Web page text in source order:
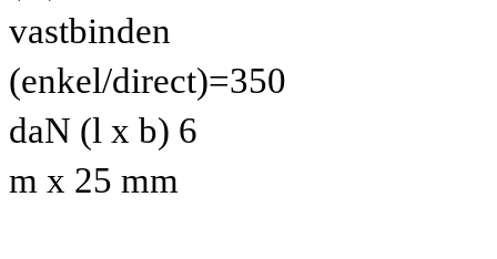
vastbinden
(enkel/direct)=350
daN (l x b) 6
m x 25 mm